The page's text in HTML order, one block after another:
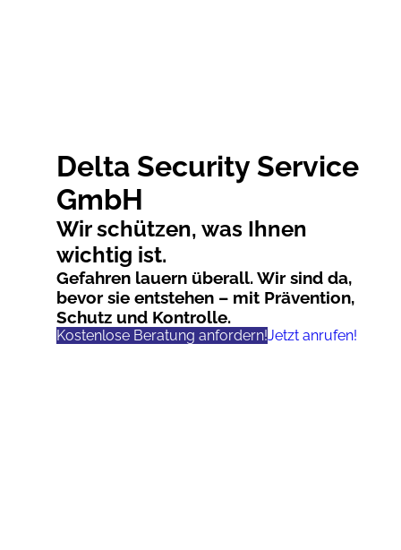
Delta Security Service
GmbH
Wir schützen, was Ihnen
wichtig ist.
Gefahren lauern überall. Wir sind da,
bevor sie entstehen – mit Prävention,
Schutz und Kontrolle.
Kostenlose Beratung anfordern!Jetzt anrufen!